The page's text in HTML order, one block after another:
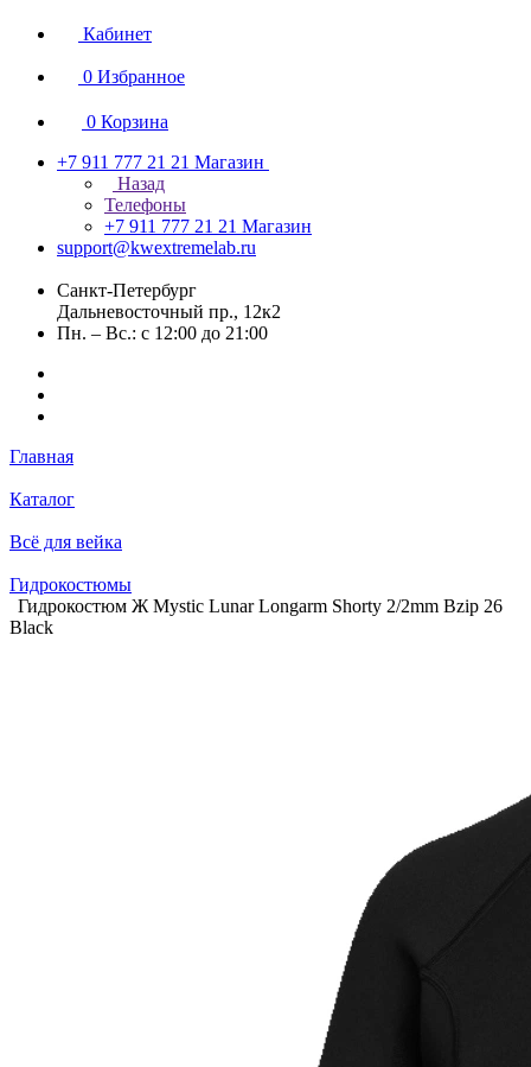
Кабинет
0 Избранное
0 Корзина
+7 911 777 21 21 Магазин
Назад
Телефоны
+7 911 777 21 21 Магазин
support@kwextremelab.ru
Санкт-Петербург
Дальневосточный пр., 12к2
Пн. – Вс.: с 12:00 до 21:00
Главная
Каталог
Всё для вейка
Гидрокостюмы
Гидрокостюм Ж Mystic Lunar Longarm Shorty 2/2mm Bzip 26
Black